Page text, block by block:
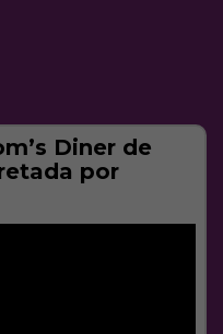
Diner de
por